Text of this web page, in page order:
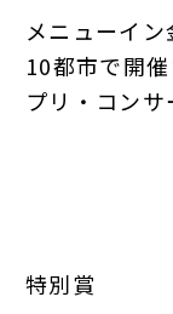
メニューイ
10都市で開
プリ・コンサ
特別賞